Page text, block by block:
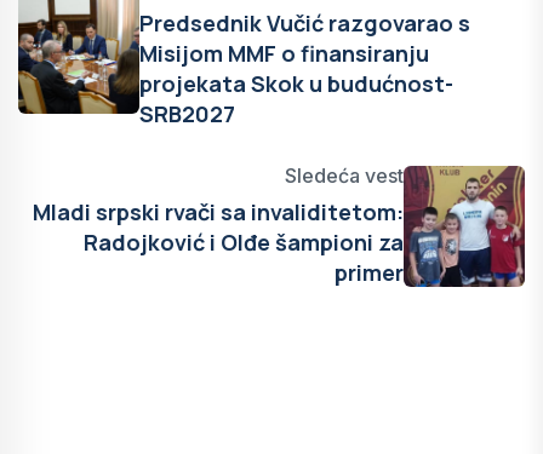
Predsednik Vučić razgovarao s
Misijom MMF o finansiranju
projekata Skok u budućnost-
SRB2027
Sledeća vest
Mladi srpski rvači sa invaliditetom:
Radojković i Olđe šampioni za
primer